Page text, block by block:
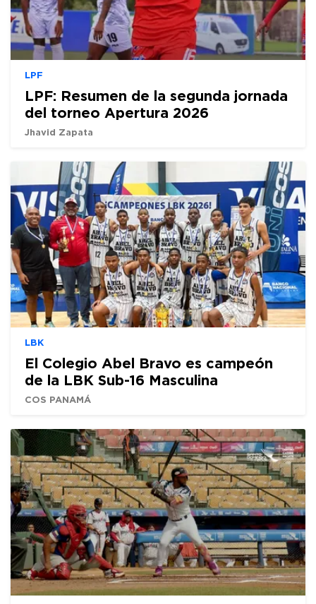
LPF
LPF: Resumen de la segunda jornada
del torneo Apertura 2026
Jhavid Zapata
LBK
El Colegio Abel Bravo es campeón
de la LBK Sub-16 Masculina
COS PANAMÁ